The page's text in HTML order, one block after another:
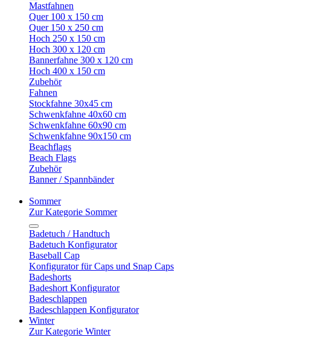
Mastfahnen
Quer 100 x 150 cm
Quer 150 x 250 cm
Hoch 250 x 150 cm
Hoch 300 x 120 cm
Bannerfahne 300 x 120 cm
Hoch 400 x 150 cm
Zubehör
Fahnen
Stockfahne 30x45 cm
Schwenkfahne 40x60 cm
Schwenkfahne 60x90 cm
Schwenkfahne 90x150 cm
Beachflags
Beach Flags
Zubehör
Banner / Spannbänder
Sommer
Zur Kategorie Sommer
Badetuch / Handtuch
Badetuch Konfigurator
Baseball Cap
Konfigurator für Caps und Snap Caps
Badeshorts
Badeshort Konfigurator
Badeschlappen
Badeschlappen Konfigurator
Winter
Zur Kategorie Winter